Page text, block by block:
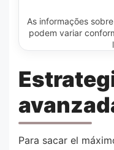
As informações
podem variar
Para sacar el